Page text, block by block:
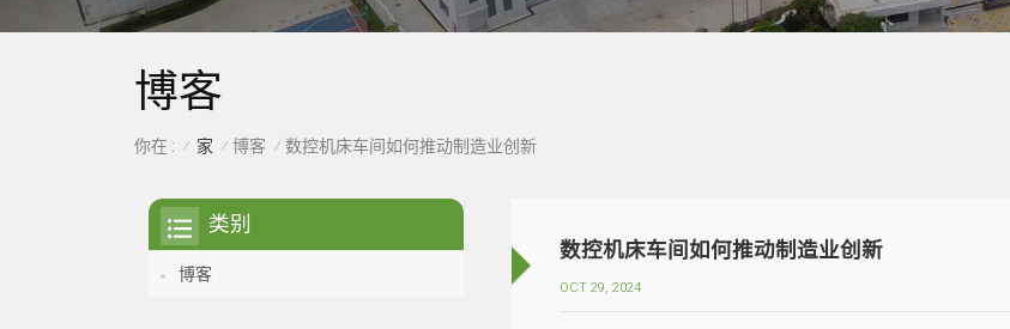
博客
你在 : / 家 / 博客 / 数控机床车间如何推动制造业创新
数控机床车间如何推动制造业创新
OCT 29, 2024
类别
博客